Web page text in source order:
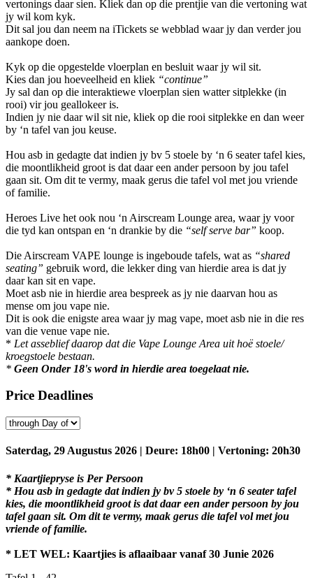
vertonings daar sien. Kliek dan op die prentjie van die vertoning wat
jy wil kom kyk.
Dit sal jou dan neem na iTickets se webblad waar jy dan verder jou
aankope doen.
Kyk op die opgestelde vloerplan en besluit waar jy wil sit.
Kies dan jou hoeveelheid en kliek “continue”
Jy sal dan op die interaktiewe vloerplan sien watter sitplekke (in
rooi) vir jou geallokeer is.
Indien jy nie daar wil sit nie, kliek op die rooi sitplekke en dan weer
by ‘n tafel van jou keuse.
Hou asb in gedagte dat indien jy bv 5 stoele by ‘n 6 seater tafel kies,
die moontlikheid groot is dat daar een ander persoon by jou tafel
gaan sit. Om dit te vermy, maak gerus die tafel vol met jou vriende
of familie.
Heroes Live het ook nou ‘n Airscream Lounge area, waar jy voor
die tyd kan ontspan en ‘n drankie by die “self serve bar” koop.
Die Airscream VAPE lounge is ingeboude tafels, wat as “shared
seating” gebruik word, die lekker ding van hierdie area is dat jy
daar kan sit en vape.
Moet asb nie in hierdie area bespreek as jy nie daarvan hou as
mense om jou vape nie.
Dit is ook die enigste area waar jy mag vape, moet asb nie in die res
van die venue vape nie.
* Let asseblief daarop dat die Vape Lounge Area uit hoë stoele/
kroegstoele bestaan.
* Geen Onder 18's word in hierdie area toegelaat nie.
Price Deadlines
Saterdag, 29 Augustus 2026 | Deure: 18h00 | Vertoning: 20h30
* Kaartjiepryse is Per Persoon
* Hou asb in gedagte dat indien jy bv 5 stoele by ‘n 6 seater tafel
kies, die moontlikheid groot is dat daar een ander persoon by jou
tafel gaan sit. Om dit te vermy, maak gerus die tafel vol met jou
vriende of familie.
* LET WEL: Kaartjies is aflaaibaar vanaf 30 Junie 2026